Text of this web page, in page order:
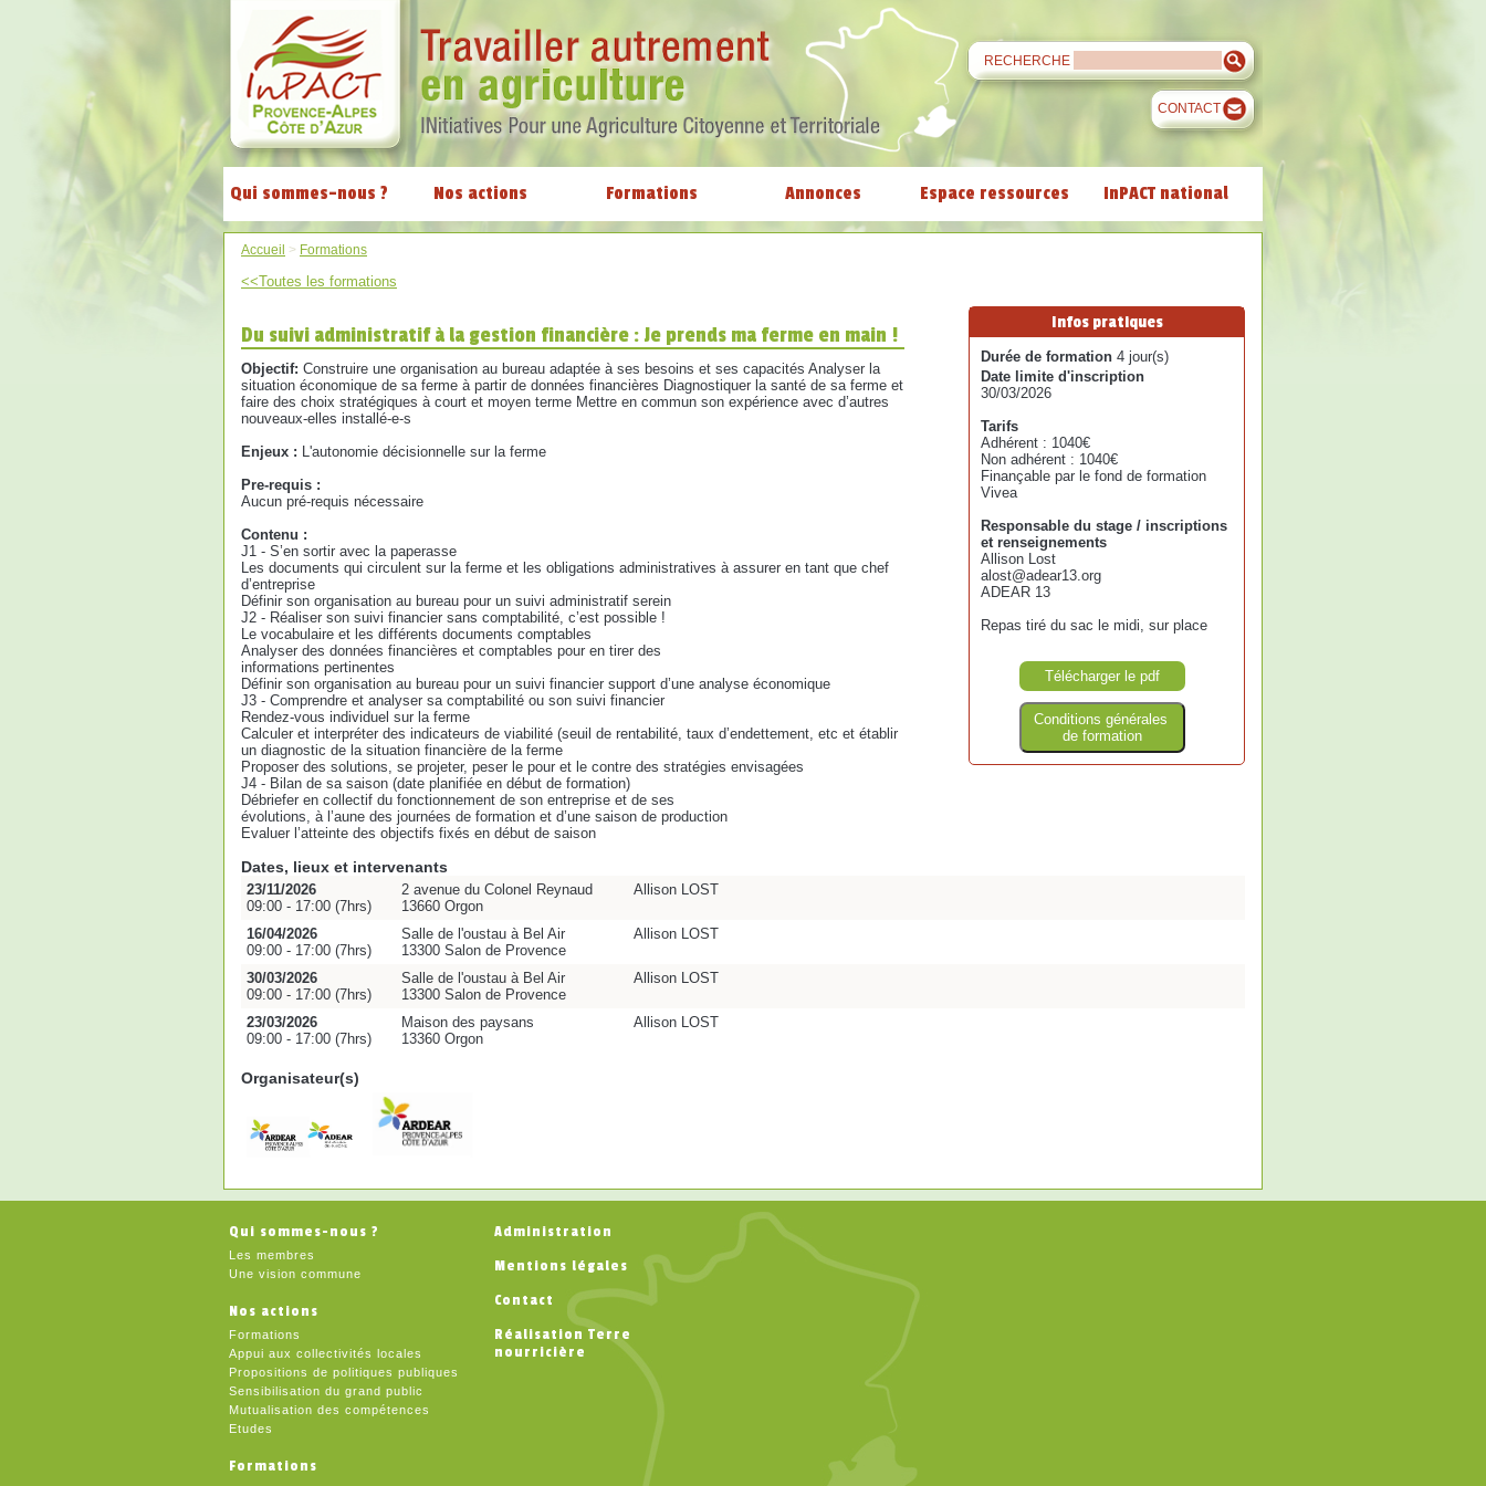
RECHERCHE
CONTACT
Qui sommes-nous ? Nos actions Formations Annonces Espace ressources InPACT national
Accueil > Formations
<<Toutes les formations
Du suivi administratif à la gestion financière : Je prends ma ferme en main !
Objectif: Construire une organisation au bureau adaptée à ses besoins et ses capacités Analyser la
situation économique de sa ferme à partir de données financières Diagnostiquer la santé de sa ferme et
faire des choix stratégiques à court et moyen terme Mettre en commun son expérience avec d’autres
nouveaux-elles installé-e-s
Enjeux : L'autonomie décisionnelle sur la ferme
Pre-requis :
Aucun pré-requis nécessaire
Contenu :
J1 - S’en sortir avec la paperasse
Les documents qui circulent sur la ferme et les obligations administratives à assurer en tant que chef
d’entreprise
Définir son organisation au bureau pour un suivi administratif serein
J2 - Réaliser son suivi financier sans comptabilité, c’est possible !
Le vocabulaire et les différents documents comptables
Analyser des données financières et comptables pour en tirer des
informations pertinentes
Définir son organisation au bureau pour un suivi financier support d’une analyse économique
J3 - Comprendre et analyser sa comptabilité ou son suivi financier
Rendez-vous individuel sur la ferme
Calculer et interpréter des indicateurs de viabilité (seuil de rentabilité, taux d’endettement, etc et établir
un diagnostic de la situation financière de la ferme
Proposer des solutions, se projeter, peser le pour et le contre des stratégies envisagées
J4 - Bilan de sa saison (date planifiée en début de formation)
Débriefer en collectif du fonctionnement de son entreprise et de ses
évolutions, à l’aune des journées de formation et d’une saison de production
Evaluer l’atteinte des objectifs fixés en début de saison
Infos pratiques
Durée de formation 4 jour(s)
Date limite d'inscription
30/03/2026
Tarifs
Adhérent : 1040€
Non adhérent : 1040€
Finançable par le fond de formation
Vivea
Responsable du stage / inscriptions
et renseignements
Allison Lost
alost@adear13.org
ADEAR 13
Repas tiré du sac le midi, sur place
Télécharger le pdf
Conditions générales
de formation
Dates, lieux et intervenants
23/11/2026
09:00 - 17:00 (7hrs)
2 avenue du Colonel Reynaud
13660 Orgon
Allison LOST
16/04/2026
09:00 - 17:00 (7hrs)
Salle de l'oustau à Bel Air
13300 Salon de Provence
Allison LOST
30/03/2026
09:00 - 17:00 (7hrs)
Salle de l'oustau à Bel Air
13300 Salon de Provence
Allison LOST
23/03/2026
09:00 - 17:00 (7hrs)
Maison des paysans
13360 Orgon
Allison LOST
Organisateur(s)
Qui sommes-nous ?
Les membres
Une vision commune
Nos actions
Formations
Appui aux collectivités locales
Propositions de politiques publiques
Sensibilisation du grand public
Mutualisation des compétences
Etudes
Formations
Administration
Mentions légales
Contact
Réalisation Terre
nourricière